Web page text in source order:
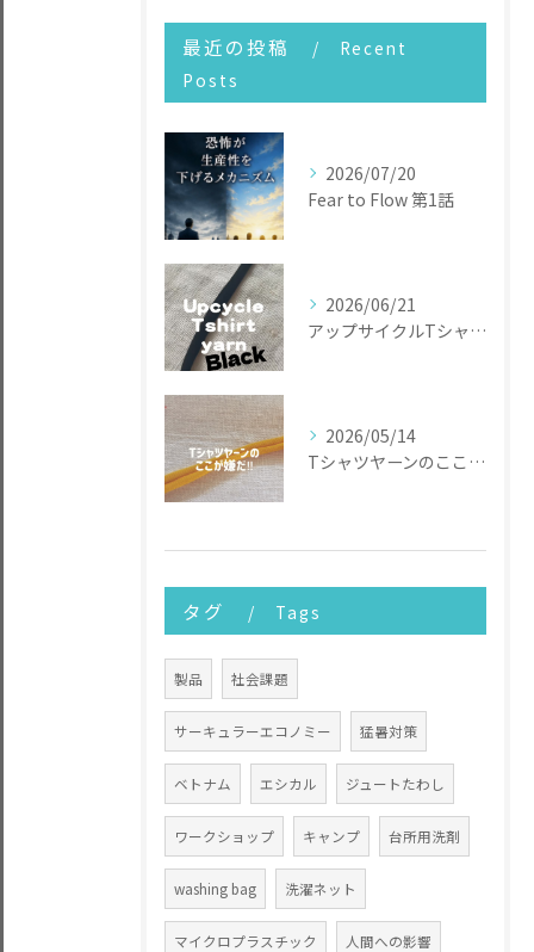
最近の投稿
Recent
Posts
2026/07/20
Fear to Flow 第1話
2026/06/21
アップサイクルTシャツヤーン
2026/05/14
Tシャツヤーンのここが嫌だ
タグ Tags
製品 社会課題
サーキュラーエコノミー 猛暑対策
ベトナム エシカル ジュートたわし
ワークショップ キャンプ 台所用洗剤
washing bag 洗濯ネット
マイクロプラスチック 人間への影響